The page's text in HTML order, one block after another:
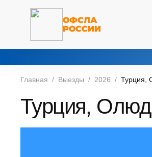
ОФСЛА
РОССИИ
Главная Выезды 2026 Турция,
Турция,